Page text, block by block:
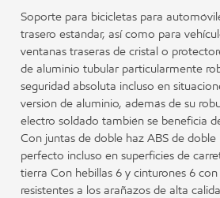
Soporte para bicicletas para
trasero estándar, así como para
ventanas traseras de cristal o
de aluminio tubular particularmente
seguridad absoluta incluso en
versión de aluminio, además de su
electro soldado también se beneficia
Con juntas de doble haz ABS de
perfecto incluso en superficies de
tierra Con hebillas 6 y cinturones 6
resistentes a los arañazos de alta